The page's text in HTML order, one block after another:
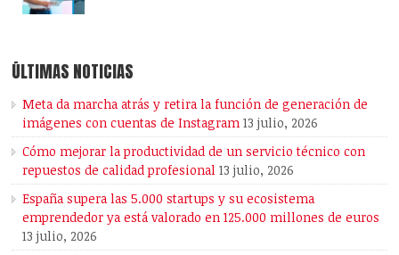
ÚLTIMAS NOTICIAS
Meta da marcha atrás y retira la función de generación de
imágenes con cuentas de Instagram 13 julio, 2026
Cómo mejorar la productividad de un servicio técnico con
repuestos de calidad profesional 13 julio, 2026
España supera las 5.000 startups y su ecosistema
emprendedor ya está valorado en 125.000 millones de euros
13 julio, 2026